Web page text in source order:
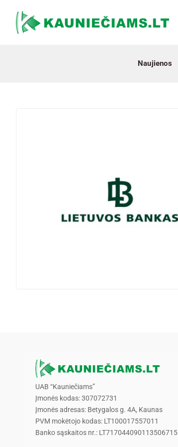
Naujienos
UAB “Kauniečiams”
Įmonės kodas: 307072731
Įmonės adresas: Betygalos g. 4A, Kaunas
PVM mokėtojo kodas: LT100017557011
Banko sąskaitos nr.: LT717044090113506715